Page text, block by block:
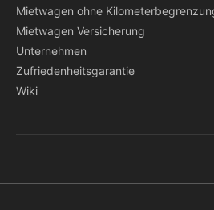
Mietwagen ohne
Mietwagen Versicherung
Unternehmen
Zufriedenheitsgarantie
Wiki